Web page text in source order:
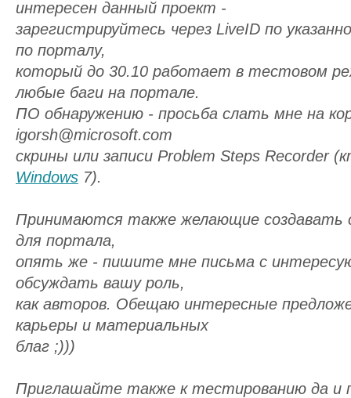
интересен данный проект -
зарегистрируйтесь через LiveID по
по порталу,
который до 30.10 работает в тестовом
любые баги на портале.
ПО обнаружению - просьба слать мне на
igorsh@microsoft.com
скрины или записи Problem Steps Recorder
Windows 7).
Принимаются также желающие создавать
для портала,
опять же - пишите мне письма с
обсуждать вашу роль,
как авторов. Обещаю интересные
карьеры и материальных
благ ;)))
Приглашайте также к тестированию да и